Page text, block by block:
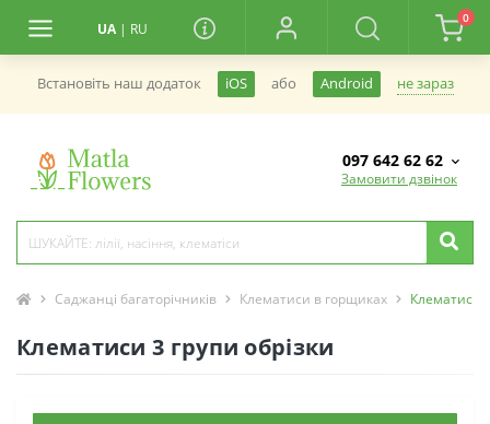
UA | RU
0
Встановiть наш додаток iOS або Android не зараз
097 642 62 62
Замовити дзвінок
Саджанці багаторічників Клематиси в горщиках Клематиси
Клематиси 3 групи обрізки